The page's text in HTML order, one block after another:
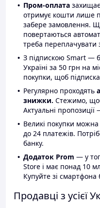
Пром-оплата
отримує кошти лише
забере замовлення.
повертаються
треба переплачувати
З підпискою Smart —
Україні за 50 грн на
покупки, щоб
Регулярно проходять
знижки. Стежимо,
Актуальні пропозиції
Великі покупки можна
до 24 платежів.
банку.
Додаток Prom — у
Store і має понад 10
Купуйте зі смартфона
Продавці з усієї